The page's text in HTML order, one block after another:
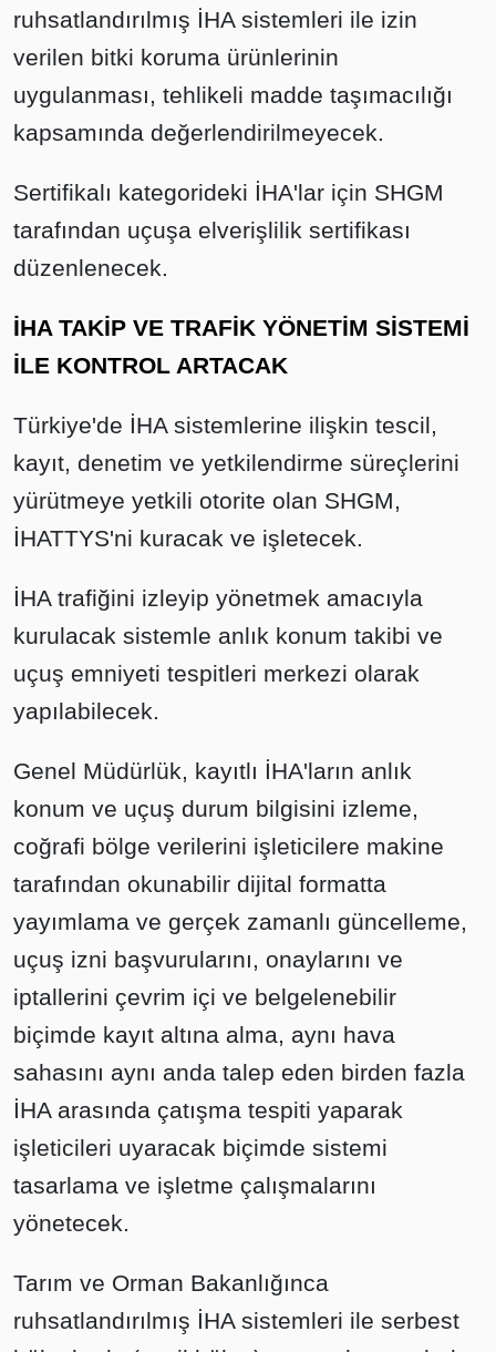
ruhsatlandırılmış İHA sistemleri ile izin
verilen bitki koruma ürünlerinin
uygulanması, tehlikeli madde taşımacılığı
kapsamında değerlendirilmeyecek.
Sertifikalı kategorideki İHA'lar için SHGM
tarafından uçuşa elverişlilik sertifikası
düzenlenecek.
İHA TAKİP VE TRAFİK YÖNETİM SİSTEMİ
İLE KONTROL ARTACAK
Türkiye'de İHA sistemlerine ilişkin tescil,
kayıt, denetim ve yetkilendirme süreçlerini
yürütmeye yetkili otorite olan SHGM,
İHATTYS'ni kuracak ve işletecek.
İHA trafiğini izleyip yönetmek amacıyla
kurulacak sistemle anlık konum takibi ve
uçuş emniyeti tespitleri merkezi olarak
yapılabilecek.
Genel Müdürlük, kayıtlı İHA'ların anlık
konum ve uçuş durum bilgisini izleme,
coğrafi bölge verilerini işleticilere makine
tarafından okunabilir dijital formatta
yayımlama ve gerçek zamanlı güncelleme,
uçuş izni başvurularını, onaylarını ve
iptallerini çevrim içi ve belgelenebilir
biçimde kayıt altına alma, aynı hava
sahasını aynı anda talep eden birden fazla
İHA arasında çatışma tespiti yaparak
işleticileri uyaracak biçimde sistemi
tasarlama ve işletme çalışmalarını
yönetecek.
Tarım ve Orman Bakanlığınca
ruhsatlandırılmış İHA sistemleri ile serbest